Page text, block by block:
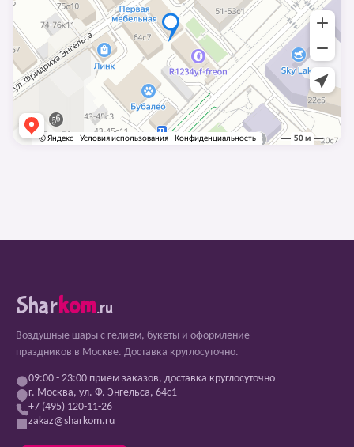
Sharkom.ru
Воздушные шары с гелием, букеты и оформление
праздников в Москве. Доставка круглосуточно.
09:00 - 23:00 прием заказов, доставка круглосуточно
г. Москва, ул. Ф. Энгельса, 64с1
+7 (495) 120-11-26
zakaz@sharkom.ru